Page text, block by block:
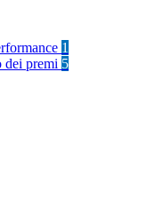
1
dei premi 5